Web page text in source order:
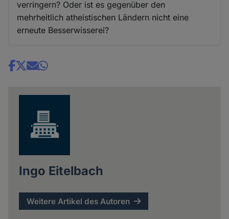
verringern? Oder ist es gegenüber den
mehrheitlich atheistischen Ländern nicht eine
erneute Besserwisserei?
Share
Ingo Eitelbach
Weitere Artikel des Autoren